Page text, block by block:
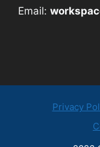
Email:
Privacy